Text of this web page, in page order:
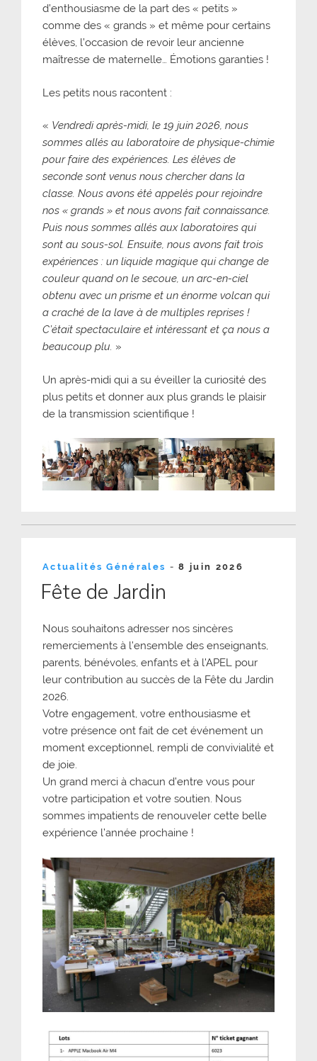
d’enthousiasme de la part des « petits »
comme des « grands » et même pour certains
élèves, l’occasion de revoir leur ancienne
maîtresse de maternelle… Émotions garanties !
Les petits nous racontent :
« Vendredi après-midi, le 19 juin 2026, nous
sommes allés au laboratoire de physique-chimie
pour faire des expériences. Les élèves de
seconde sont venus nous chercher dans la
classe. Nous avons été appelés pour rejoindre
nos « grands » et nous avons fait connaissance.
Puis nous sommes allés aux laboratoires qui
sont au sous-sol. Ensuite, nous avons fait trois
expériences : un liquide magique qui change de
couleur quand on le secoue, un arc-en-ciel
obtenu avec un prisme et un énorme volcan qui
a craché de la lave à de multiples reprises !
C’était spectaculaire et intéressant et ça nous a
beaucoup plu. »
Un après-midi qui a su éveiller la curiosité des
plus petits et donner aux plus grands le plaisir
de la transmission scientifique !
Actualités Générales -Publié
8 juin 2026
Fête de Jardin
Nous souhaitons adresser nos sincères
remerciements à l’ensemble des enseignants,
parents, bénévoles, enfants et à l’APEL pour
leur contribution au succès de la Fête du Jardin
2026.
Votre engagement, votre enthousiasme et
votre présence ont fait de cet événement un
moment exceptionnel, rempli de convivialité et
de joie.
Un grand merci à chacun d’entre vous pour
votre participation et votre soutien. Nous
sommes impatients de renouveler cette belle
expérience l’année prochaine !